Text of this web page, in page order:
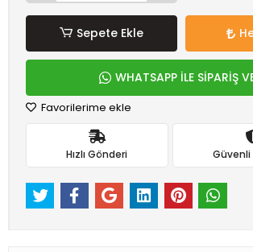
Sepete Ekle
WHATSAPP İLE SİPARİŞ
Favorilerime ekle
Hızlı Gönderi Güvenli